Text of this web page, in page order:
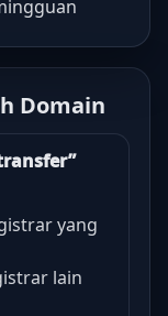
Domain
yang
lain